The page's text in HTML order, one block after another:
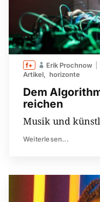
Dem
reichen
Erik Prochnow
Artikel
horizonte
Musik und
Weiterlesen...